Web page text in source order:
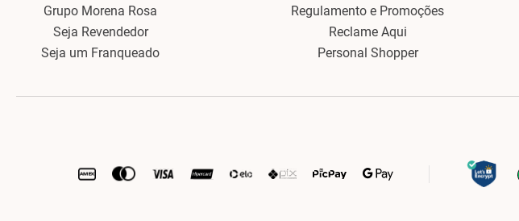
Grupo Morena Rosa
Seja Revendedor
Seja um Franqueado
Regulamento e Promoções
Reclame Aqui
Personal Shopper